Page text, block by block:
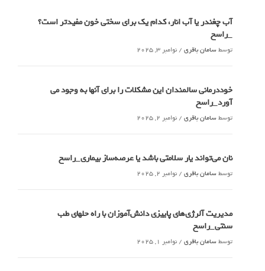
آب چغندر یا آب انار، کدام‌ یک برای سختی خون مفیدتر است؟
_راسخ
توسطسامان باقری / نوامبر 3, 2025
خوددرمانی سالمندان این مشکلات را برای آنها به وجود می
آورد_راسخ
توسطسامان باقری / نوامبر 2, 2025
نان می‌تواند یار سلامتی باشد یا عرصه‌ساز بیماری_راسخ
توسطسامان باقری / نوامبر 2, 2025
مدیریت آلرژی‌های پاییزی دانش‌آموزان با راه حلهای طب
سنتی_راسخ
توسطسامان باقری / نوامبر 1, 2025